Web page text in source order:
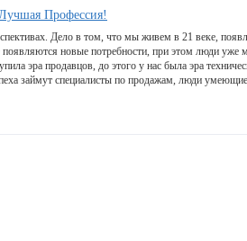
Профессия!
Дело в том, что мы живем в 21 веке,
новые потребности, при этом люди уже
эра продавцов, до этого у нас была эра
займут специалисты по продажам, люди умеющие